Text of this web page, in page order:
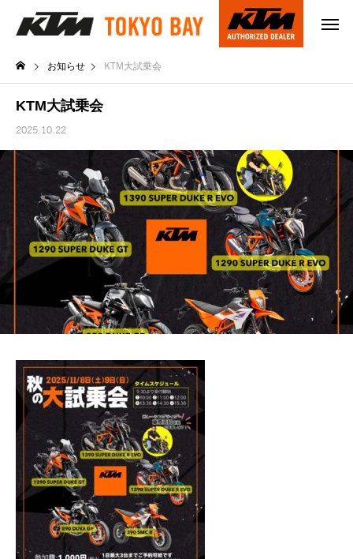
お知らせ KTM大試乗会
KTM大試乗会
2025.10.22